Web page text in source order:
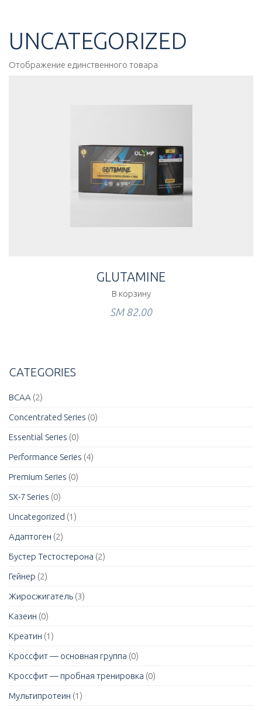
UNCATEGORIZED
Отображение единственного товара
GLUTAMINE
В корзину
ЅМ82.00
CATEGORIES
BCAA (2)
Concentrated Series (0)
Essential Series (0)
Performance Series (4)
Premium Series (0)
SX-7 Series (0)
Uncategorized (1)
Адаптоген (2)
Бустер Тестостерона (2)
Гейнер (2)
Жиросжигатель (3)
Казеин (0)
Креатин (1)
Кроссфит — основная группа (0)
Кроссфит — пробная тренировка (0)
Мультипротеин (1)